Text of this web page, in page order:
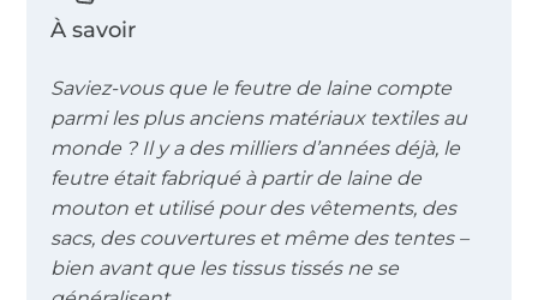
À savoir
Saviez-vous que le feutre de laine compte
parmi les plus anciens matériaux textiles au
monde ? Il y a des milliers d’années déjà, le
feutre était fabriqué à partir de laine de
mouton et utilisé pour des vêtements, des
sacs, des couvertures et même des tentes –
bien avant que les tissus tissés ne se